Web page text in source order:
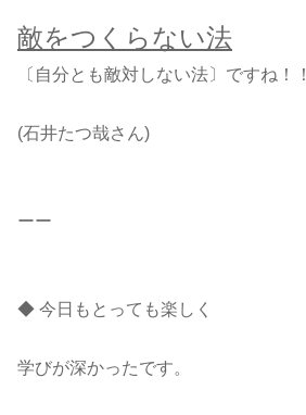
敵をつくらない法
〔自分とも敵対しない法〕ですね！！
(石井たつ哉さん)
ーー
◆ 今日もとっても楽しく
学びが深かったです。